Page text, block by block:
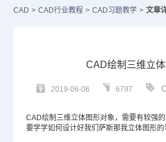
CAD > CAD行业教程 > CAD习题教学 > 文章
CAD绘制三维立
2019-06-06 6797
CAD绘制三维立体图形对象，需要有较强
要学学如何设计好我们萨斯那我立体图形的